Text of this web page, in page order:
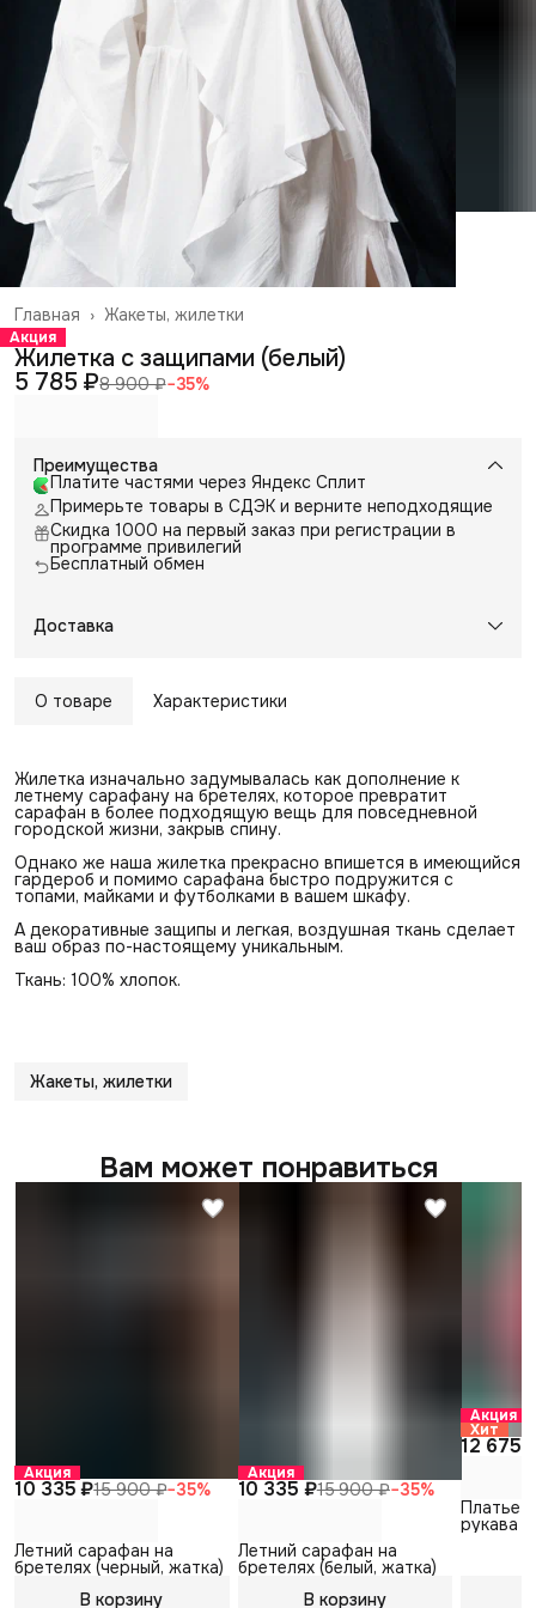
Жакеты, жилетки
Главная ›
Акция
Жилетка с защипами (белый)
5 785 ₽8 900 ₽−35%
Преимущества
Платите частями через Яндекс Сплит
Примерьте товары в СДЭК и верните неподходящие
Скидка 1000 на первый заказ при регистрации в
программе привилегий
Бесплатный обмен
Доставка
О товаре Характеристики
Жилетка изначально задумывалась как дополнение к
летнему сарафану на бретелях, которое превратит
сарафан в более подходящую вещь для повседневной
городской жизни, закрыв спину.
Однако же наша жилетка прекрасно впишется в имеющийся
гардероб и помимо сарафана быстро подружится с
топами, майками и футболками в вашем шкафу.
А декоративные защипы и легкая, воздушная ткань сделает
ваш образ по-настоящему уникальным.
Ткань: 100% хлопок.
Жакеты, жилетки
Вам может понравиться
Акция
10 335 ₽15 900 ₽−35%
Летний сарафан на
бретелях (черный, жатка)
В корзину
Акция
10 335 ₽15 900 ₽−35%
Летний сарафан на
бретелях (белый, жатка)
В корзину
Акция
Хит
12 675
Платье
рукава